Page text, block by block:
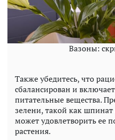
Вазоны:
Также убедитесь, что
сбалансирован и
питательные вещества.
зелени, такой как
может удовлетворить ее
растения.